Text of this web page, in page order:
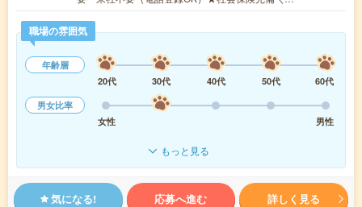
職場の雰囲気
年齢層
20代
30代 40代 50代
60代
男女比率
女性
男性
もっと見る
気になる! 応募へ進む 詳しく見る